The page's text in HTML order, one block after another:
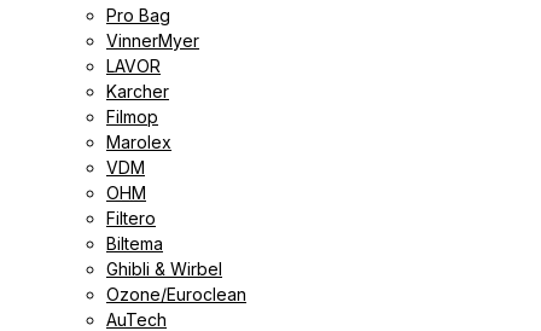
Pro Bag
VinnerMyer
LAVOR
Karcher
Filmop
Marolex
VDM
ОНМ
Filtero
Biltema
Ghibli & Wirbel
Ozone/Euroclean
AuTech